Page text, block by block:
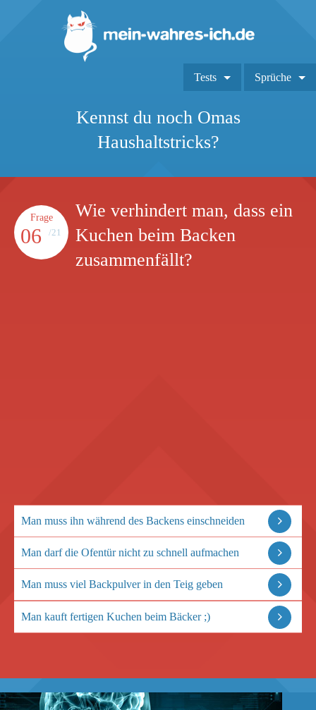
Tests Sprüche
Kennst du noch Omas
Haushaltstricks?
Frage
06 /21
Wie verhindert man, dass ein
Kuchen beim Backen
zusammenfällt?
Man muss ihn während des Backens einschneiden
Man darf die Ofentür nicht zu schnell aufmachen
Man muss viel Backpulver in den Teig geben
Man kauft fertigen Kuchen beim Bäcker ;)